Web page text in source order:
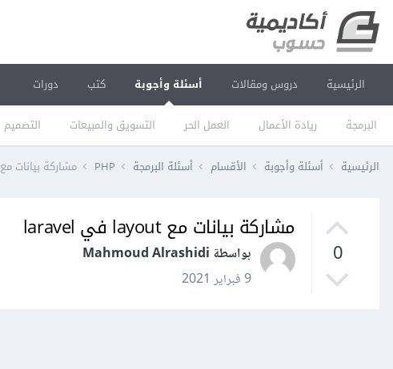
الرئيسية دروس ومقالات أسئلة وأجوبة
البرمجة ريادة الأعمال العمل الحر التسويق والمبيعات التصميم
كتب دورات
الرئيسية أسئلة وأجوبة الأقسام أسئلة البرمجة PHP مشاركة بيانات مع layout في laravel
0
مشاركة بيانات مع layout في laravel
بواسطة Mahmoud Alrashidi
9 فبراير 2021